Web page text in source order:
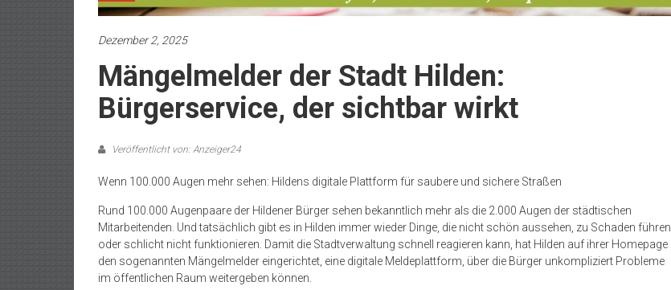
Dezember 2, 2025
Mängelmelder der Stadt Hilden:
Bürgerservice, der sichtbar wirkt
Veröffentlicht von: Anzeiger24
Wenn 100.000 Augen mehr sehen: Hildens digitale Plattform für saubere und sichere Straßen
Rund 100.000 Augenpaare der Hildener Bürger sehen bekanntlich mehr als die 2.000 Augen der städtischen
Mitarbeitenden. Und tatsächlich gibt es in Hilden immer wieder Dinge, die nicht schön aussehen, zu Schaden führen
oder schlicht nicht funktionieren. Damit die Stadtverwaltung schnell reagieren kann, hat Hilden auf ihrer Homepage
den sogenannten Mängelmelder eingerichtet, eine digitale Meldeplattform, über die Bürger unkompliziert Probleme
im öffentlichen Raum weitergeben können.